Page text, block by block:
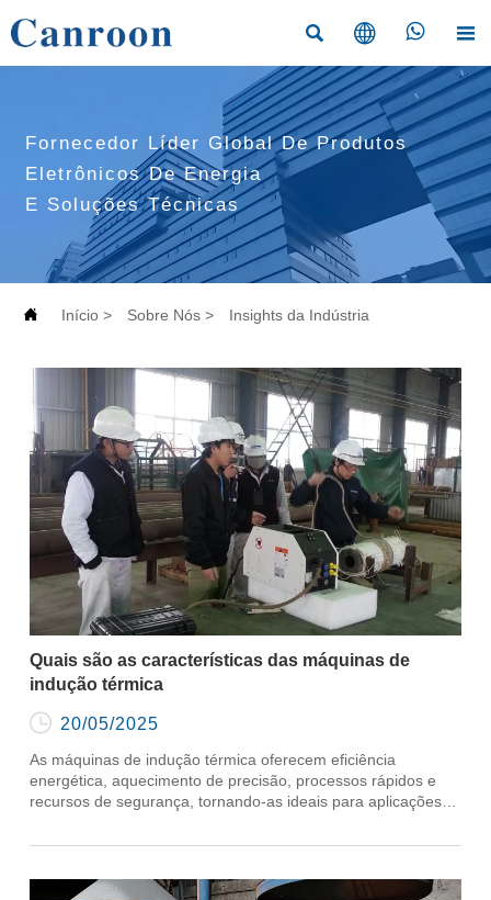
   
Fornecedor Líder Global De Produtos
Eletrônicos De Energia
E Soluções Técnicas
 Início > Sobre Nós > Insights da Indústria
Quais são as características das máquinas de
indução térmica
 20/05/2025
As máquinas de indução térmica oferecem eficiência
energética, aquecimento de precisão, processos rápidos e
recursos de segurança, tornando-as ideais para aplicações